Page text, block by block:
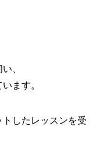
、
ます。
したレッスンを受